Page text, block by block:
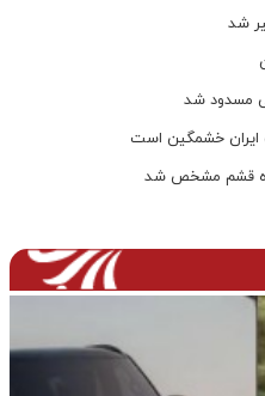
شد
مسدود شد
ایران خشمگین است
قشم مشخص شد